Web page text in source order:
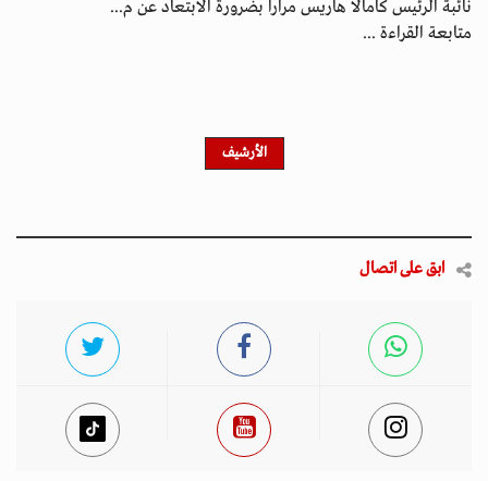
نائبة الرئيس كامالا هاريس مراراً بضرورة الابتعاد عن م...
متابعة القراءة ...
الأرشيف
ابق على اتصال